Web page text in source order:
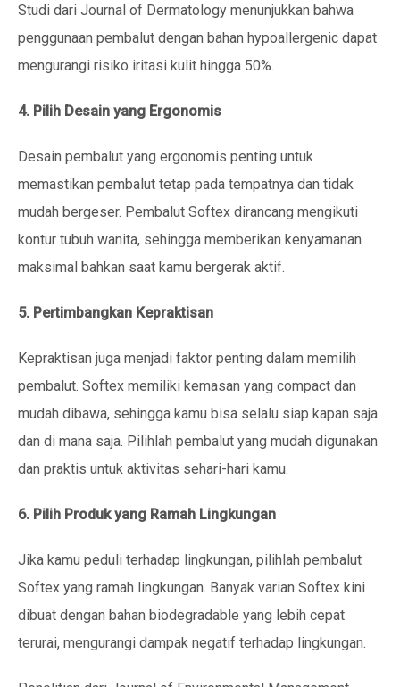
Studi dari Journal of Dermatology menunjukkan bahwa
penggunaan pembalut dengan bahan hypoallergenic dapat
mengurangi risiko iritasi kulit hingga 50%.
4. Pilih Desain yang Ergonomis
Desain pembalut yang ergonomis penting untuk
memastikan pembalut tetap pada tempatnya dan tidak
mudah bergeser. Pembalut Softex dirancang mengikuti
kontur tubuh wanita, sehingga memberikan kenyamanan
maksimal bahkan saat kamu bergerak aktif.
5. Pertimbangkan Kepraktisan
Kepraktisan juga menjadi faktor penting dalam memilih
pembalut. Softex memiliki kemasan yang compact dan
mudah dibawa, sehingga kamu bisa selalu siap kapan saja
dan di mana saja. Pilihlah pembalut yang mudah digunakan
dan praktis untuk aktivitas sehari-hari kamu.
6. Pilih Produk yang Ramah Lingkungan
Jika kamu peduli terhadap lingkungan, pilihlah pembalut
Softex yang ramah lingkungan. Banyak varian Softex kini
dibuat dengan bahan biodegradable yang lebih cepat
terurai, mengurangi dampak negatif terhadap lingkungan.